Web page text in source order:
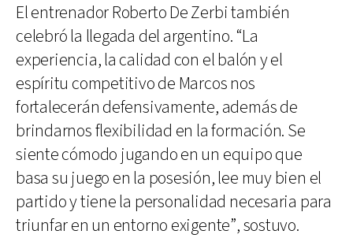
El entrenador Roberto De Zerbi también
celebró la llegada del argentino. “La
experiencia, la calidad con el balón y el
espíritu competitivo de Marcos nos
fortalecerán defensivamente, además de
brindarnos flexibilidad en la formación. Se
siente cómodo jugando en un equipo que
basa su juego en la posesión, lee muy bien el
partido y tiene la personalidad necesaria para
triunfar en un entorno exigente”, sostuvo.